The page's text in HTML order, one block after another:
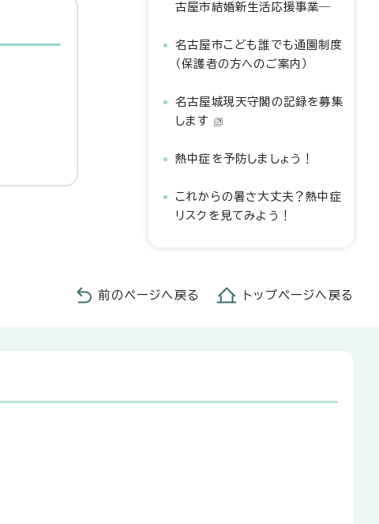
古屋市結婚新生活応援事業―
名古屋市こども誰でも通園制度
（保護者の方へのご案内）
名古屋城現天守閣の記録を募集
します
熱中症を予防しましょう！
これからの暑さ大丈夫？熱中症
リスクを見てみよう！
前のページへ戻る トップページへ戻る